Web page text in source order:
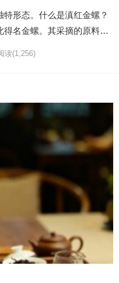
形态。什么是滇红金螺？
得名金螺。其采摘的原料…
读(1,256)